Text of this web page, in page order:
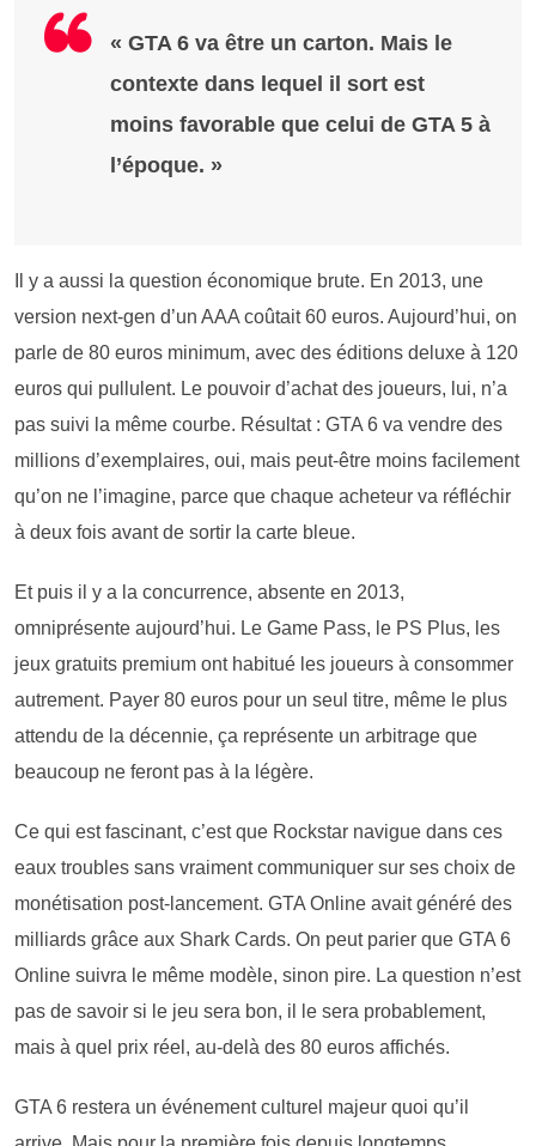
« GTA 6 va être un carton. Mais le
contexte dans lequel il sort est
moins favorable que celui de GTA 5 à
l’époque. »
Il y a aussi la question économique brute. En 2013, une
version next-gen d’un AAA coûtait 60 euros. Aujourd’hui, on
parle de 80 euros minimum, avec des éditions deluxe à 120
euros qui pullulent. Le pouvoir d’achat des joueurs, lui, n’a
pas suivi la même courbe. Résultat : GTA 6 va vendre des
millions d’exemplaires, oui, mais peut-être moins facilement
qu’on ne l’imagine, parce que chaque acheteur va réfléchir
à deux fois avant de sortir la carte bleue.
Et puis il y a la concurrence, absente en 2013,
omniprésente aujourd’hui. Le Game Pass, le PS Plus, les
jeux gratuits premium ont habitué les joueurs à consommer
autrement. Payer 80 euros pour un seul titre, même le plus
attendu de la décennie, ça représente un arbitrage que
beaucoup ne feront pas à la légère.
Ce qui est fascinant, c’est que Rockstar navigue dans ces
eaux troubles sans vraiment communiquer sur ses choix de
monétisation post-lancement. GTA Online avait généré des
milliards grâce aux Shark Cards. On peut parier que GTA 6
Online suivra le même modèle, sinon pire. La question n’est
pas de savoir si le jeu sera bon, il le sera probablement,
mais à quel prix réel, au-delà des 80 euros affichés.
GTA 6 restera un événement culturel majeur quoi qu’il